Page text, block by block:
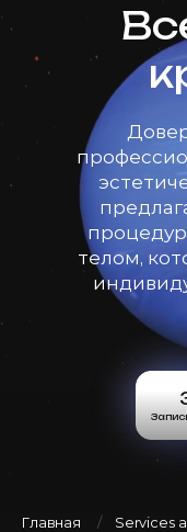
телом,
Главная Services